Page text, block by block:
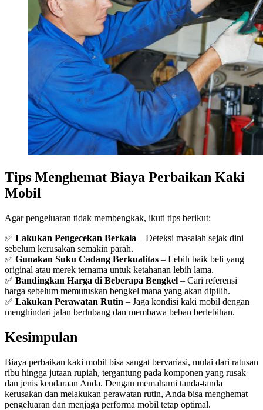
Tips Menghemat Biaya Perbaikan Kaki
Mobil
Agar pengeluaran tidak membengkak, ikuti tips berikut:
✅ Lakukan Pengecekan Berkala – Deteksi masalah sejak dini
sebelum kerusakan semakin parah.
✅ Gunakan Suku Cadang Berkualitas – Lebih baik beli yang
original atau merek ternama untuk ketahanan lebih lama.
✅ Bandingkan Harga di Beberapa Bengkel – Cari referensi
harga sebelum memutuskan bengkel mana yang akan dipilih.
✅ Lakukan Perawatan Rutin – Jaga kondisi kaki mobil dengan
menghindari jalan berlubang dan membawa beban berlebihan.
Kesimpulan
Biaya perbaikan kaki mobil bisa sangat bervariasi, mulai dari ratusan
ribu hingga jutaan rupiah, tergantung pada komponen yang rusak
dan jenis kendaraan Anda. Dengan memahami tanda-tanda
kerusakan dan melakukan perawatan rutin, Anda bisa menghemat
pengeluaran dan menjaga performa mobil tetap optimal.